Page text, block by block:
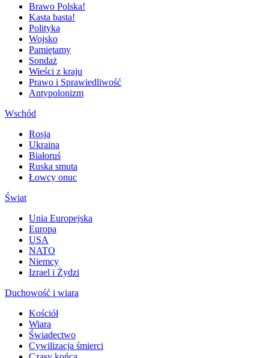
Brawo Polska!
Kasta basta!
Polityka
Wojsko
Pamiętamy
Sondaż
Wieści z kraju
Prawo i Sprawiedliwość
Antypolonizm
Wschód
Rosja
Ukraina
Białoruś
Ruska smuta
Łowcy onuc
Świat
Unia Europejska
Europa
USA
NATO
Niemcy
Izrael i Żydzi
Duchowość i wiara
Kościół
Wiara
Świadectwo
Cywilizacja śmierci